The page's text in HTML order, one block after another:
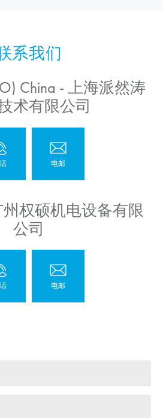
China - 上海派然涛
术有限公司
权硕机电设备有限
公司